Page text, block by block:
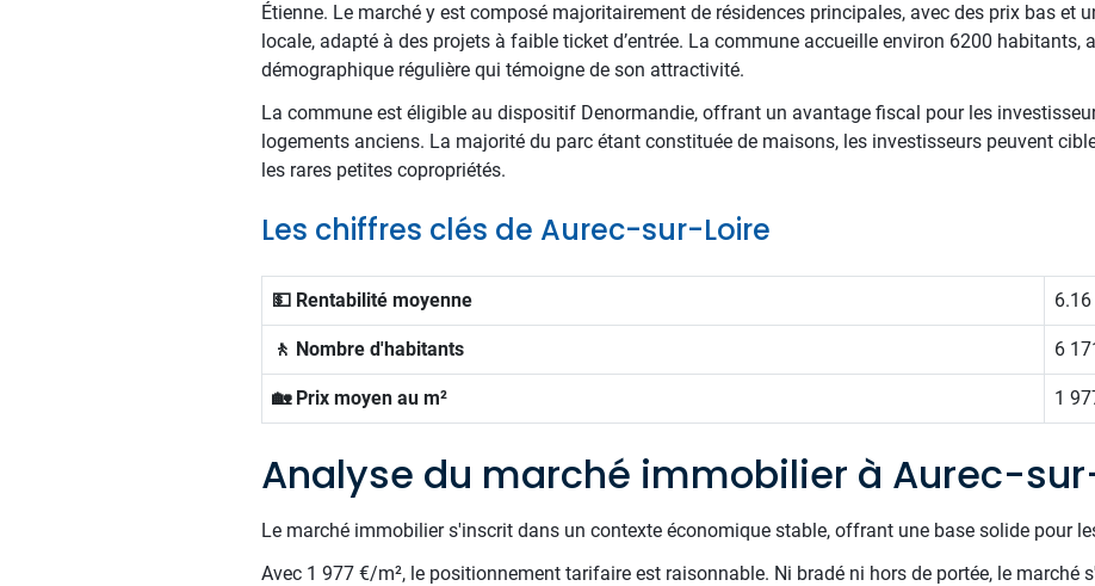
Étienne. Le marché y est composé majoritairement de résidences principales, avec des prix bas et
locale, adapté à des projets à faible ticket d’entrée. La commune accueille environ 6200 habitants,
démographique régulière qui témoigne de son attractivité.
La commune est éligible au dispositif Denormandie, offrant un avantage fiscal pour les
logements anciens. La majorité du parc étant constituée de maisons, les investisseurs peuvent
les rares petites copropriétés.
Les chiffres clés de Aurec-sur-Loire
💵 Rentabilité moyenne 6.16
🚶 Nombre d'habitants 6
🏡 Prix moyen au m² 1
Analyse du marché immobilier à Aurec-
Le marché immobilier s'inscrit dans un contexte économique stable, offrant une base solide pour
Avec 1 977 €/m², le positionnement tarifaire est raisonnable. Ni bradé ni hors de portée, le marché